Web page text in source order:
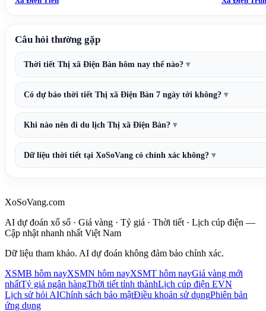
Câu hỏi thường gặp
Thời tiết Thị xã Điện Bàn hôm nay thế nào?
Có dự báo thời tiết Thị xã Điện Bàn 7 ngày tới không?
Khi nào nên đi du lịch Thị xã Điện Bàn?
Dữ liệu thời tiết tại XoSoVang có chính xác không?
XoSoVang.com
AI dự đoán xổ số · Giá vàng · Tỷ giá · Thời tiết · Lịch cúp điện —
Cập nhật nhanh nhất Việt Nam
Dữ liệu tham khảo. AI dự đoán không đảm bảo chính xác.
XSMB hôm nayXSMN hôm nayXSMT hôm nayGiá vàng mới
nhấtTỷ giá ngân hàngThời tiết tỉnh thànhLịch cúp điện EVN
Lịch sử hỏi AIChính sách bảo mậtĐiều khoản sử dụngPhiên bản
ứng dụng